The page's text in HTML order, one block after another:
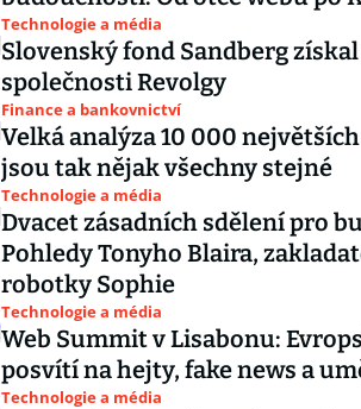
Technologie a média
Slovenský fond Sandberg
společnosti Revolgy
Finance a bankovnictví
Velká analýza 10 000
jsou tak nějak všechny stejné
Technologie a média
Dvacet zásadních sdělení pro
Pohledy Tonyho Blaira,
robotky Sophie
Technologie a média
Web Summit v Lisabonu:
posvítí na hejty, fake news a
Technologie a média